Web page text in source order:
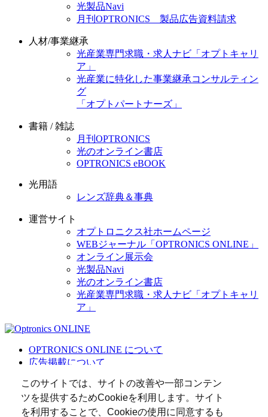
このサイトでは、サイトの改善や一部コンテン
ツを提供するためCookieを利用します。サイト
を利用することで、Cookieの使用に同意するも
光製品Navi
月刊OPTRONICS 製品広告資料請求
人材/事業継承
光産業専門求職・求人ナビ「オプトキャリ
ア」
光産業に特化した事業継承コンサルティン
グ
「オプトパートナーズ」
書籍 / 雑誌
月刊OPTRONICS
光のオンライン書店
OPTRONICS eBOOK
光用語
レンズ辞典＆事典
運営サイト
オプトロニクス社ホームページ
WEBジャーナル「OPTRONICS ONLINE」
オンライン展示会
光製品Navi
光のオンライン書店
光産業専門求職・求人ナビ「オプトキャリ
ア」
OPTRONICS ONLINE について
広告掲載について
個人情報
光関連リンク集